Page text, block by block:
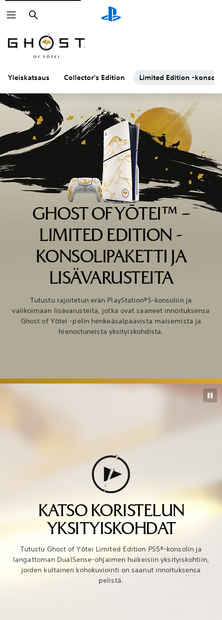
Haku
Yleiskatsaus Collector’s Edition Limited Edition -konsoli
GHOST OF YŌTEI™ –
LIMITED EDITION -
KONSOLIPAKETTI JA
LISÄVARUSTEITA
Tutustu rajoitetun erän PlayStation®5-konsoliin ja
valikoimaan lisävarusteita, jotka ovat saaneet innoituksensa
Ghost of Yōtei -pelin henkeäsalpaavista maisemista ja
hienostuneista yksityiskohdista.
KATSO KORISTELUN
YKSITYISKOHDAT
Tutustu Ghost of Yōtei Limited Edition PS5®-konsolin ja
langattoman DualSense-ohjaimen huikeisiin yksityiskohtiin,
joiden kultainen kohokuviointi on saanut innoituksensa
pelistä.